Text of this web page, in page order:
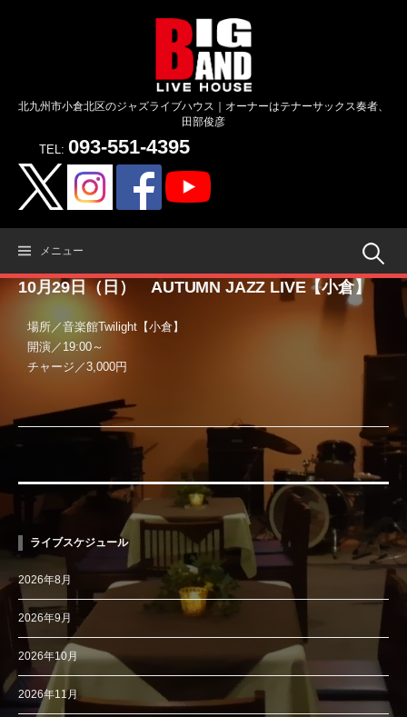
北九州市小倉北区のジャズライブハウス｜オーナーはテナーサックス奏者、
田部俊彦
TEL: 093-551-4395
メニュー 検
索:
10月29日（日） AUTUMN JAZZ LIVE【小倉】
場所／音楽館Twilight【小倉】
開演／19:00～
チャージ／3,000円
ライブスケジュール
2026年8月
2026年9月
2026年10月
2026年11月